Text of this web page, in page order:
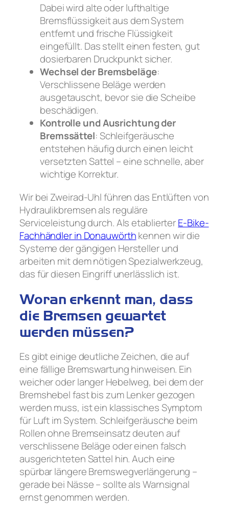
Dabei wird alte oder lufthaltige
Bremsflüssigkeit aus dem System
entfernt und frische Flüssigkeit
eingefüllt. Das stellt einen festen, gut
dosierbaren Druckpunkt sicher.
Wechsel der Bremsbeläge:
Verschlissene Beläge werden
ausgetauscht, bevor sie die Scheibe
beschädigen.
Kontrolle und Ausrichtung der
Bremssättel: Schleifgeräusche
entstehen häufig durch einen leicht
versetzten Sattel – eine schnelle, aber
wichtige Korrektur.
Wir bei Zweirad-Uhl führen das Entlüften von
Hydraulikbremsen als reguläre
Serviceleistung durch. Als etablierterE-Bike-
Fachhändler in Donauwörthkennen wir die
Systeme der gängigen Hersteller und
arbeiten mit dem nötigen Spezialwerkzeug,
das für diesen Eingriff unerlässlich ist.
Woran erkennt man, dass
die Bremsen gewartet
werden müssen?
Es gibt einige deutliche Zeichen, die auf
eine fällige Bremswartung hinweisen. Ein
weicher oder langer Hebelweg, bei dem der
Bremshebel fast bis zum Lenker gezogen
werden muss, ist ein klassisches Symptom
für Luft im System. Schleifgeräusche beim
Rollen ohne Bremseinsatz deuten auf
verschlissene Beläge oder einen falsch
ausgerichteten Sattel hin. Auch eine
spürbar längere Bremswegverlängerung –
gerade bei Nässe – sollte als Warnsignal
ernst genommen werden.